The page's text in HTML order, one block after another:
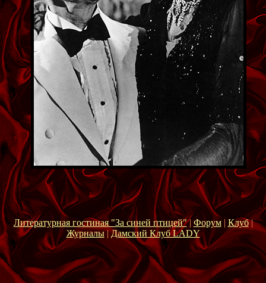
Литературная гостиная "За синей птицей"| Форум|Клуб|
Журналы|Дамский Клуб LADY